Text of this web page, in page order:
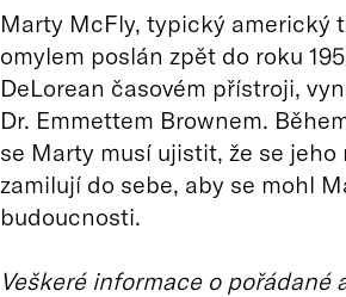
Marty McFly, typický americký
omylem poslán zpět do roku
DeLorean časovém přístroji,
Dr. Emmettem Brownem.
se Marty musí ujistit, že se
zamilují do sebe, aby se mohl
budoucnosti.
Veškeré informace o pořádané